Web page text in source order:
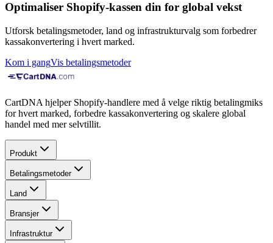
Optimaliser Shopify-kassen din for global vekst
Utforsk betalingsmetoder, land og infrastrukturvalg som forbedrer
kassakonvertering i hvert marked.
Kom i gangVis betalingsmetoder
CartDNA hjelper Shopify-handlere med å velge riktig betalingmiks
for hvert marked, forbedre kassakonvertering og skalere global
handel med mer selvtillit.
Produkt
Betalingsmetoder
Land
Bransjer
Infrastruktur